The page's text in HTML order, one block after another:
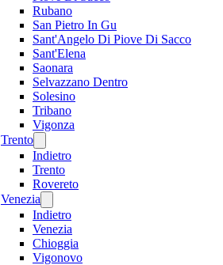
Rubano
San Pietro In Gu
Sant'Angelo Di Piove Di Sacco
Sant'Elena
Saonara
Selvazzano Dentro
Solesino
Tribano
Vigonza
Trento
Indietro
Trento
Rovereto
Venezia
Indietro
Venezia
Chioggia
Vigonovo